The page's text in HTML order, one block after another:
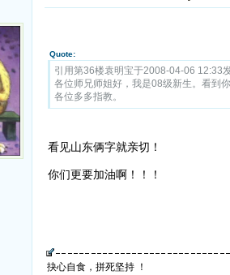
Quote:
引用第36楼袁明宝于2008-04-06 12:33
各位师兄师姐好，我是08级新生。看到
各位多多指教。
看见山东俩字就亲切！
你们更要加油啊！！！
抉心自食，拼死坚持 ！